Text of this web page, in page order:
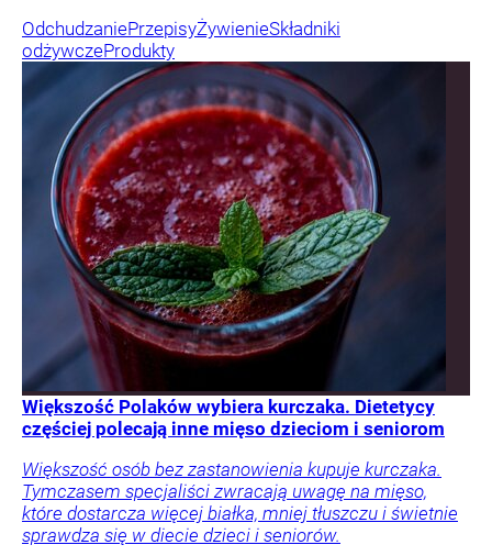
OdchudzaniePrzepisyŻywienieSkładniki
odżywczeProdukty
Większość Polaków wybiera kurczaka. Dietetycy
częściej polecają inne mięso dzieciom i seniorom
Większość osób bez zastanowienia kupuje kurczaka.
Tymczasem specjaliści zwracają uwagę na mięso,
które dostarcza więcej białka, mniej tłuszczu i świetnie
sprawdza się w diecie dzieci i seniorów.